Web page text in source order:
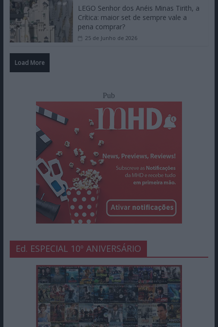
LEGO Senhor dos Anéis Minas Tirith, a
Crítica: maior set de sempre vale a
pena comprar?
25 de Junho de 2026
Load More
Pub
Ed. ESPECIAL 10º ANIVERSÁRIO